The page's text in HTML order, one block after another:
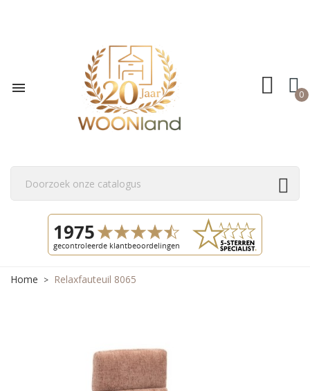
 0
Home Relaxfauteuil 8065